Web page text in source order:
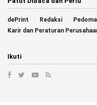
dePrint Redaksi
Karir dan Peraturan
Ikuti